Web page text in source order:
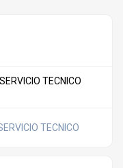
TECNICO
TECNICO